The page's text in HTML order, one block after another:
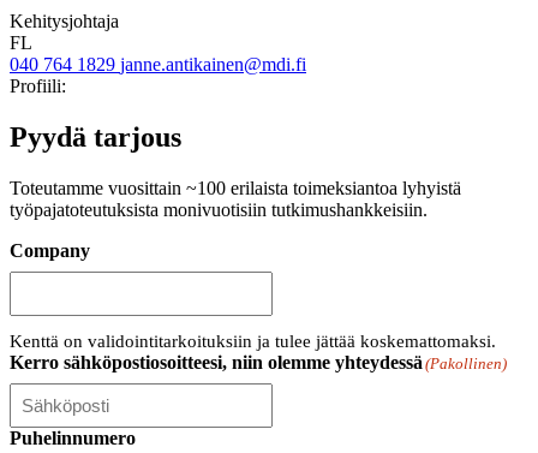
Kehitysjohtaja
FL
040 764 1829 janne.antikainen@mdi.fi
Profiili:
Pyydä tarjous
Toteutamme vuosittain ~100 erilaista toimeksiantoa lyhyistä
työpajatoteutuksista monivuotisiin tutkimushankkeisiin.
Company
Kenttä on validointitarkoituksiin ja tulee jättää koskemattomaksi.
Kerro sähköpostiosoitteesi, niin olemme yhteydessä (Pakollinen)
Puhelinnumero